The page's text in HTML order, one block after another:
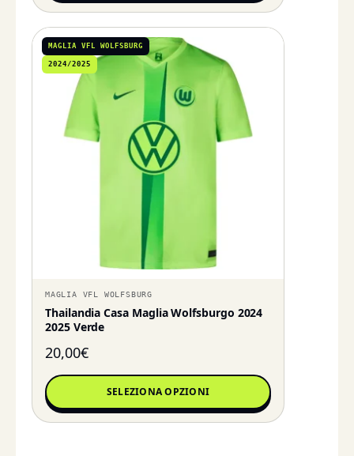
MAGLIA VFL WOLFSBURG
2024/2025
MAGLIA VFL WOLFSBURG
Thailandia Casa Maglia Wolfsburgo 2024
2025 Verde
20,00€
SELEZIONA OPZIONI